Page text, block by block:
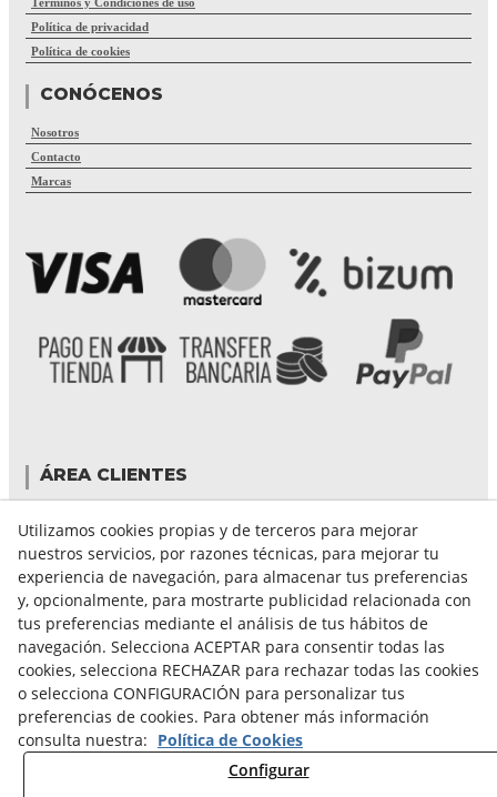
Política de privacidad
Política de cookies
CONÓCENOS
Nosotros
Contacto
Marcas
ÁREA CLIENTES
Mis compras
Cambiar contraseña
Crear cuenta
Condiciones de compra
GUÍA DE COMPRA
FORMAS DE PAGO
FORMAS DE ENVÍO
Utilizamos cookies propias y de terceros para mejorar
nuestros servicios, por razones técnicas, para mejorar tu
experiencia de navegación, para almacenar tus preferencias
y, opcionalmente, para mostrarte publicidad relacionada con
tus preferencias mediante el análisis de tus hábitos de
navegación. Selecciona ACEPTAR para consentir todas las
cookies, selecciona RECHAZAR para rechazar todas las cookies
o selecciona CONFIGURACIÓN para personalizar tus
preferencias de cookies. Para obtener más información
consulta nuestra: Política de Cookies
Configurar